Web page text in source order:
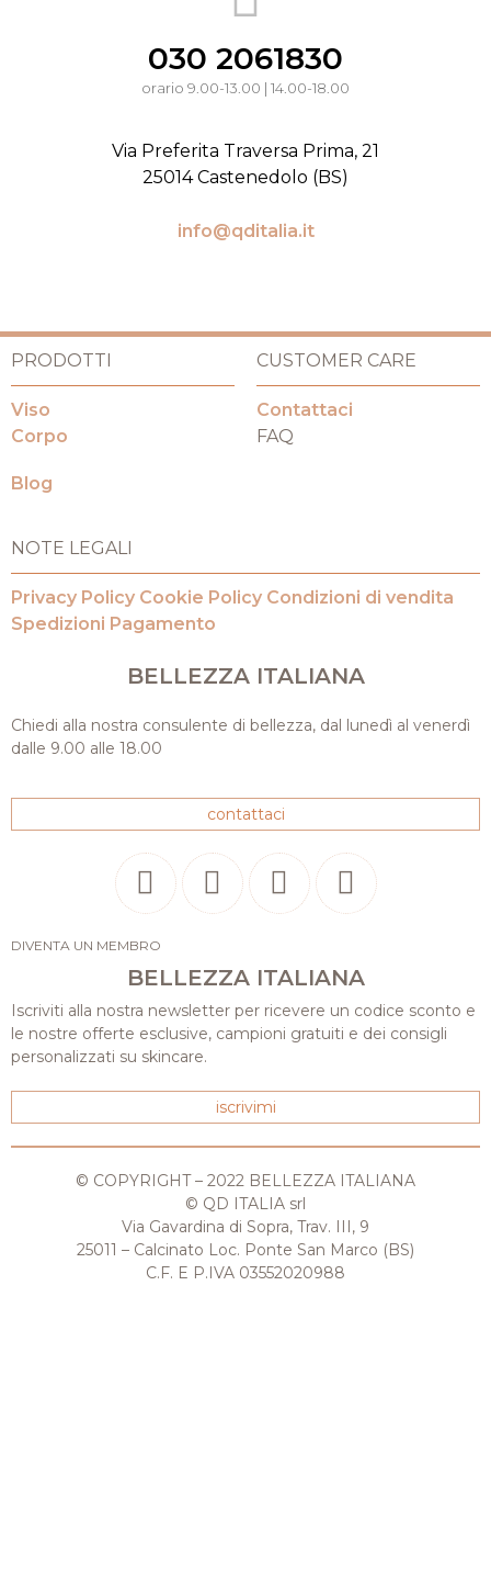
030 2061830
orario 9.00-13.00 | 14.00-18.00
Via Preferita Traversa Prima, 21
25014 Castenedolo (BS)
info@qditalia.it
BELLEZZA ITALIANA
Chiedi alla nostra consulente di bellezza, dal lunedì al venerdì
dalle 9.00 alle 18.00
contattaci
PRODOTTI
Viso
Corpo
Blog
NOTE LEGALI
Privacy Policy Cookie Policy Condizioni di vendita
Spedizioni Pagamento
CUSTOMER CARE
Contattaci
FAQ
DIVENTA UN MEMBRO
BELLEZZA ITALIANA
Iscriviti alla nostra newsletter per ricevere un codice sconto e
le nostre offerte esclusive, campioni gratuiti e dei consigli
personalizzati su skincare.
iscrivimi
© COPYRIGHT – 2022 BELLEZZA ITALIANA
© QD ITALIA srl
Via Gavardina di Sopra, Trav. III, 9
25011 – Calcinato Loc. Ponte San Marco (BS)
C.F. E P.IVA 03552020988